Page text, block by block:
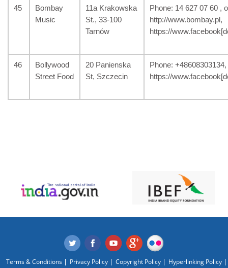
45
Bombay
Music
11a Krakowska
St., 33-100
Tarnów
Phone: 14 627 07 60 ,
http://www.bombay.pl,
https://
46
Bollywood
Street Food
20 Panienska
St, Szczecin
Phone:
https://
Terms & Conditions Privacy Policy Copyright Policy
Hyperlinking Policy